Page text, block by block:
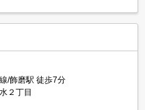
/飾磨駅 徒歩7分
２丁目